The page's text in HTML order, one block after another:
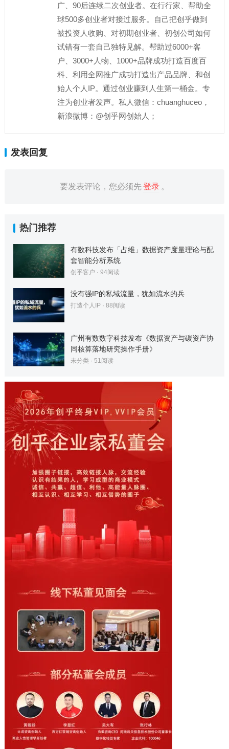
广、90后连续二次创业者。在行行家、帮助全
球500多创业者对接过服务。自己把创乎做到
被投资人收购、对初期创业者、初创公司如何
试错有一套自己独特见解。帮助过6000+客
户、3000+人物、1000+品牌成功打造百度百
科、利用全网推广成功打造出产品品牌、和创
始人个人IP。通过创业赚到人生第一桶金。专
注为创业者发声。私人微信：chuanghuceo，
新浪微博：@创乎网创始人；
发表回复
要发表评论，您必须先登录 。
热门推荐
有数科技发布「占维」数据资产度量理论与配
套智能分析系统
创乎客户 · 94阅读
没有强IP的私域流量，犹如流水的兵
打造个人IP· 88阅读
广州有数数字科技发布《数据资产与碳资产协
同核算落地研究操作手册》
未分类· 51阅读